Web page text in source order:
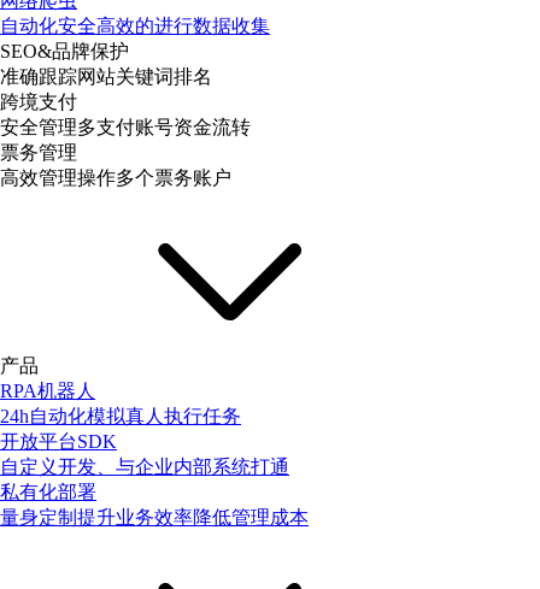
自动化安全高效的进行数据收集
SEO&品牌保护
准确跟踪网站关键词排名
跨境支付
安全管理多支付账号资金流转
票务管理
高效管理操作多个票务账户
产品
RPA机器人
24h自动化模拟真人执行任务
开放平台SDK
自定义开发、与企业内部系统打通
私有化部署
量身定制提升业务效率降低管理成本